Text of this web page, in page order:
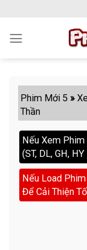
content
Phim Mới 5 »
Thần
Nếu Xem Phim
(ST, DL, GH,
Nếu Load
Để Cải Thiện